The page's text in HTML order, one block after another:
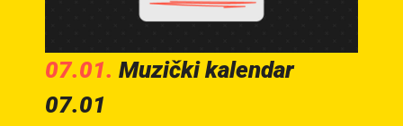
07.01. Muzički kalendar
07.01